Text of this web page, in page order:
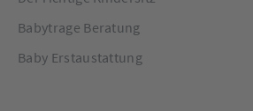
Babytrage Beratung
Baby Erstaustattung